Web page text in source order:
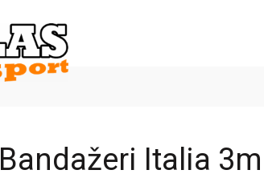
Bandažeri Italia 3m